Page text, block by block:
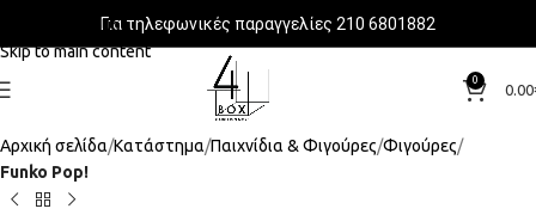
Skip to navigation
Skip to main content
Για τηλεφωνικές παραγγελίες 210 6801882
0
0.00
Αρχική σελίδα Κατάστημα Παιχνίδια & Φιγούρες Φιγούρες
Funko Pop!